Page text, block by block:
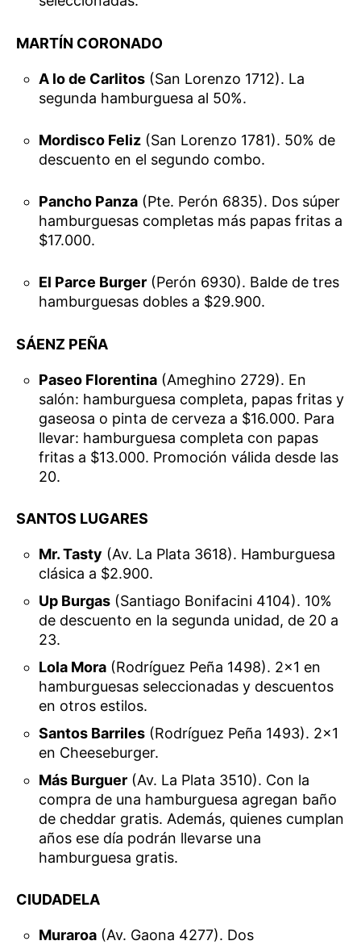
MARTÍN CORONADO
A lo de Carlitos (San Lorenzo 1712). La
segunda hamburguesa al 50%.
Mordisco Feliz (San Lorenzo 1781). 50% de
descuento en el segundo combo.
Pancho Panza (Pte. Perón 6835). Dos súper
hamburguesas completas más papas fritas a
$17.000.
El Parce Burger (Perón 6930). Balde de tres
hamburguesas dobles a $29.900.
SÁENZ PEÑA
Paseo Florentina (Ameghino 2729). En
salón: hamburguesa completa, papas fritas y
gaseosa o pinta de cerveza a $16.000. Para
llevar: hamburguesa completa con papas
fritas a $13.000. Promoción válida desde las
20.
SANTOS LUGARES
Mr. Tasty (Av. La Plata 3618). Hamburguesa
clásica a $2.900.
Up Burgas (Santiago Bonifacini 4104). 10%
de descuento en la segunda unidad, de 20 a
23.
Lola Mora (Rodríguez Peña 1498). 2×1 en
hamburguesas seleccionadas y descuentos
en otros estilos.
Santos Barriles (Rodríguez Peña 1493). 2×1
en Cheeseburger.
Más Burguer (Av. La Plata 3510). Con la
compra de una hamburguesa agregan baño
de cheddar gratis. Además, quienes cumplan
años ese día podrán llevarse una
hamburguesa gratis.
CIUDADELA
Muraroa (Av. Gaona 4277). Dos